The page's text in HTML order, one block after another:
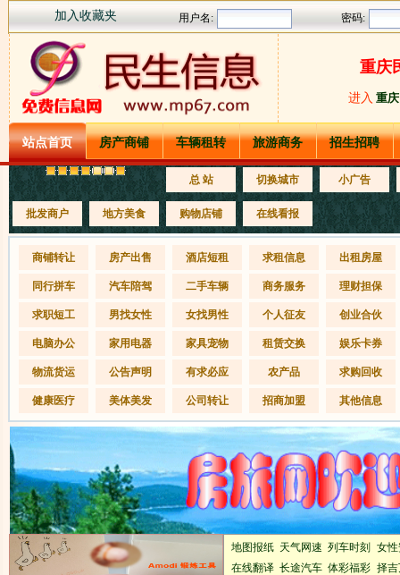
加入收藏夹
重庆
进入 重
站点首页 房产商铺 车辆租转 旅游商务 招生招聘
总 站 切换城市 小广告
批发商户 地方美食 购物店铺 在线看报
商铺转让 房产出售 酒店短租 求租信息 出租房屋
同行拼车 汽车陪驾 二手车辆 商务服务 理财担保
求职短工 男找女性 女找男性 个人征友 创业合伙
电脑办公 家用电器 家具宠物 租赁交换 娱乐卡券
物流货运 公告声明 有求必应 农产品 求购回收
健康医疗 美体美发 公司转让 招商加盟 其他信息
地图报纸 天气网速 列车时刻
女
在线翻译 长途汽车 体彩福彩 择